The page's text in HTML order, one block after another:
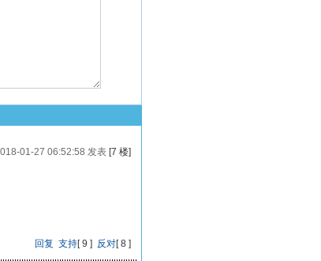
01-27 06:52:58 发表[7 楼]
回复 支持[9 ] 反对[8 ]